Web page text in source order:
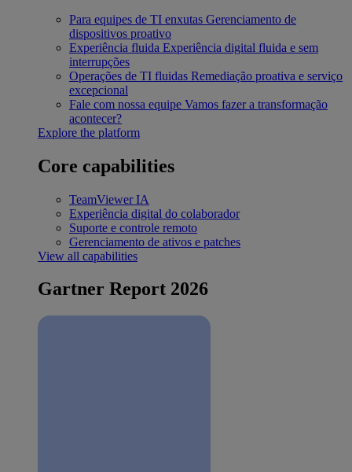
Para equipes de TI enxutas Gerenciamento de
dispositivos proativo
Experiência fluida Experiência digital fluida e sem
interrupções
Operações de TI fluidas Remediação proativa e serviço
excepcional
Fale com nossa equipe Vamos fazer a transformação
acontecer?
Explore the platform
Core capabilities
TeamViewer IA
Experiência digital do colaborador
Suporte e controle remoto
Gerenciamento de ativos e patches
View all capabilities
Gartner Report 2026